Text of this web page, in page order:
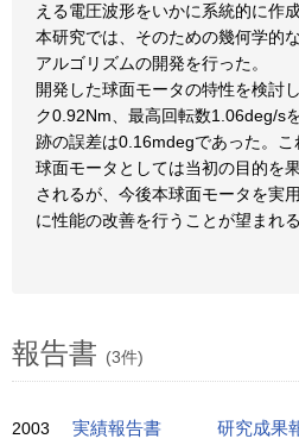
える電圧波形をいかに系統的に作
本研究では、そのための幾何学的
アルゴリズムの開発を行った。
開発した球面モータの特性を検討
ク0.92Nm、最高回転数1.06deg/s
跡の誤差は0.16mdegであった。
球面モータとしては当初の目的を
されるが、今後本球面モータを実
に性能の改善を行うことが望まれる
報告書 (3件)
2003 実績報告書 研究成果